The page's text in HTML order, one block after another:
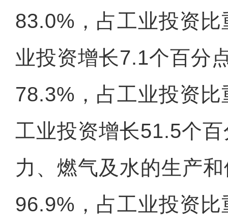
83.0%，占工业投资
业投资增长7.1个百分
78.3%，占工业投资
工业投资增长51.5个
力、燃气及水的生产
96.9%，占工业投资